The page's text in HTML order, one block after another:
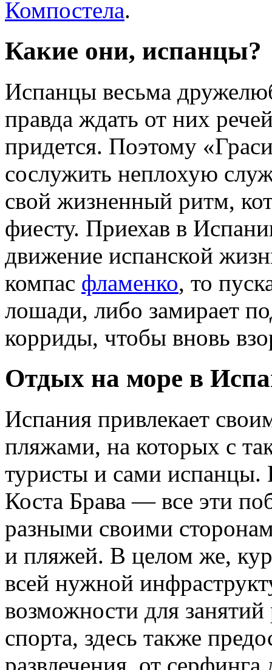
Компостела.
Какие они, испанцы?
Испанцы весьма
правда ждать от них
придется. Поэтому
сослужить неплохую
свой жизненный ритм,
фиесту. Приехав в
движение испанской
компас фламенко, то
лошади, либо замирает
корриды, чтобы вновь
Отдых на море в
Испания привлекает
пляжами, на которых с
туристы и сами испанцы.
Коста Брава — все эти
разными своими
и пляжей. В целом же,
всей нужной
возможности для
спорта, здесь также